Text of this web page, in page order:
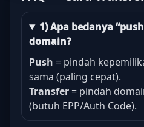
1) Apa bedanya
domain?
Push = pindah
sama (paling cepat).
Transfer = pindah
(butuh EPP/Auth Code).